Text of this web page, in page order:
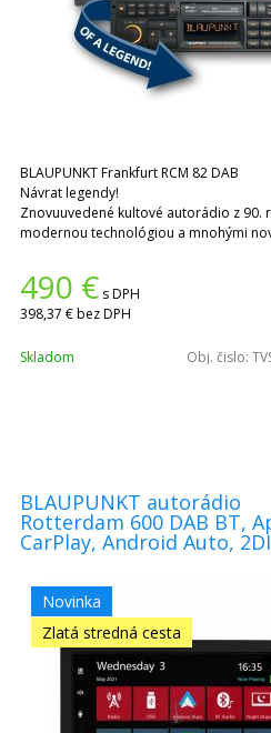
BLAUPUNKT Frankfurt RCM 82 DAB
Návrat legendy!
Znovuuvedené kultové autorádio z 90.
modernou technológiou a mnohými
490 € s DPH
398,37 €bez DPH
Skladom Obj. čislo:
BLAUPUNKT autorádio
Rotterdam 600 DAB BT,
CarPlay, Android Auto,
Novinka
Zlatá stredná cesta